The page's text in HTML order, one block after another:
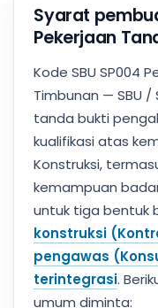
Syarat
Pekerjaan
Kode SBU SP004
Timbunan — SBU
tanda bukti
kualifikasi atas
Konstruksi,
kemampuan
untuk tiga bentuk
konstruksi
pengawas
terintegrasi.
umum diminta: